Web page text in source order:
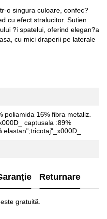
o singura culoare, confec?
cu efect stralucitor. Sutien
?i spatelui, oferind elegan?a
cu mici draperii pe laterale
poliamida 16% fibra metaliz.
captusala :89%
elastan";tricotaj"_x000D_
Returnare
gratuită.